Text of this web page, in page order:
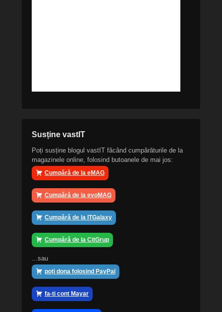
Susține vastIT
Poți susține blogul vastIT făcând cumpărăturile de la
magazinele online, folosind butoanele de mai jos:
Cumpără de la eMAG
Cumpără de la evoMAG
Cumpără de la ITGalaxy
Cumpără de la CitGrup
...sau
poți dona folosind PayPal
fa-ti cont Mayar